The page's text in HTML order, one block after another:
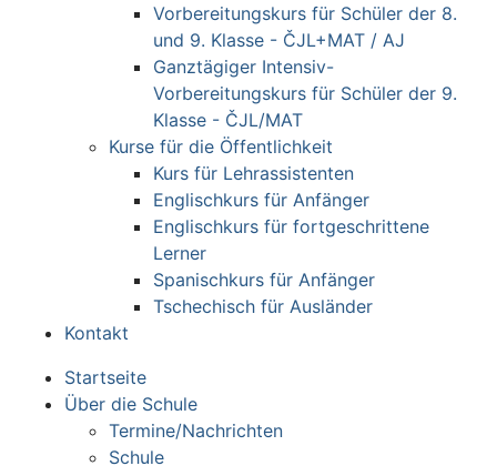
Vorbereitungskurs für Schüler der 8.
und 9. Klasse - ČJL+MAT / AJ
Ganztägiger Intensiv-
Vorbereitungskurs für Schüler der 9.
Klasse - ČJL/MAT
Kurse für die Öffentlichkeit
Kurs für Lehrassistenten
Englischkurs für Anfänger
Englischkurs für fortgeschrittene
Lerner
Spanischkurs für Anfänger
Tschechisch für Ausländer
Kontakt
Startseite
Über die Schule
Termine/Nachrichten
Schule